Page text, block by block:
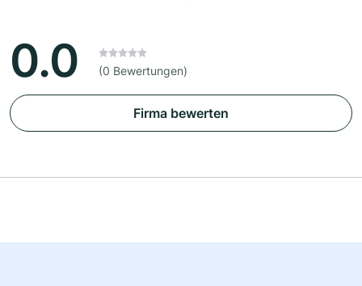
0.0 (0 Bewertungen)
Firma bewerten